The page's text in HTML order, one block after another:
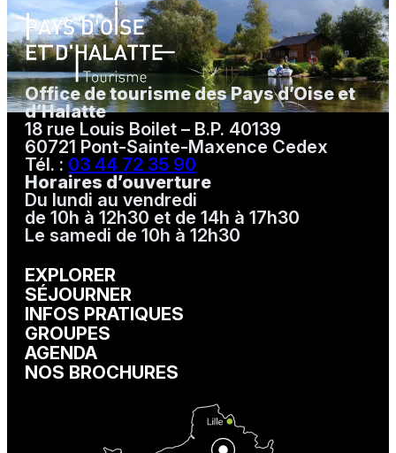
Office de tourisme des Pays d’Oise et
d’Halatte
18 rue Louis Boilet – B.P. 40139
60721 Pont-Sainte-Maxence Cedex
Tél. : 03 44 72 35 90
Horaires d’ouverture
Du lundi au vendredi
de 10h à 12h30 et de 14h à 17h30
Le samedi de 10h à 12h30
EXPLORER
SÉJOURNER
INFOS PRATIQUES
GROUPES
AGENDA
NOS BROCHURES